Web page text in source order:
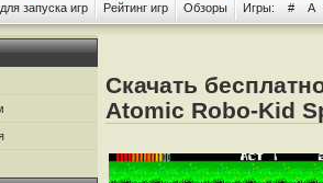
запуска игр Рейтинг игр Обзоры Игры: # A
Скачать
Atomic Robo-Kid